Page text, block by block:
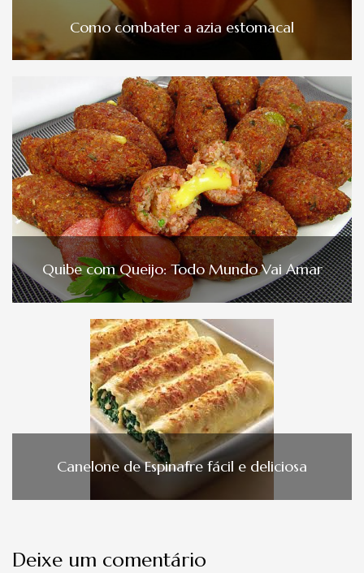
Como combater a azia estomacal
Quibe com Queijo: Todo Mundo Vai Amar
Canelone de Espinafre fácil e deliciosa
Deixe um comentário